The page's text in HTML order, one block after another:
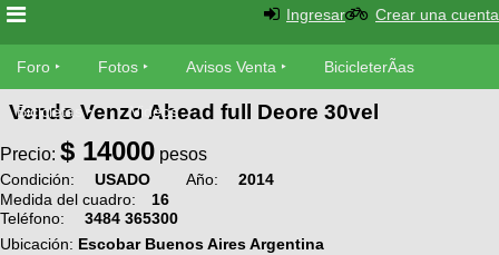
Foro
Foro
TÃ©cnica
MecÃ¡nica
Fotos
SUBÃ
tu foto
Avisos
Ventas
Ingresar Crear una cuenta
Foro Fotos Avisos Venta BicicleterÃ­as
Bicicletas Videos
Vendo Venzo Ahead full Deore 30vel
Precio: $ 14000 pesos
Condición: USADO Año:
2014
Medida del cuadro:
16
Teléfono:
3484 365300
Ubicación: Escobar Buenos Aires Argentina